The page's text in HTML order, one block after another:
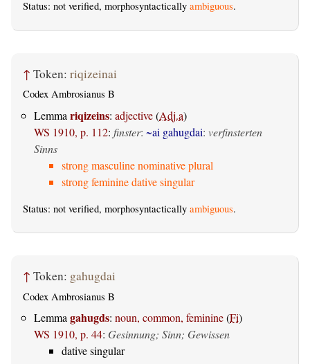
Status: not verified, morphosyntactically ambiguous.
↑ Token: riqizeinai
Codex Ambrosianus B
Lemma riqizeins: adjective(Adj.a)
WS 1910, p. 112: finster: ~ai gahugdai: verfinsterten
Sinns
strong masculine nominative plural
strong feminine dative singular
Status: not verified, morphosyntactically ambiguous.
↑ Token: gahugdai
Codex Ambrosianus B
Lemma gahugds: noun, common, feminine(Fi)
WS 1910, p. 44: Gesinnung; Sinn; Gewissen
dative singular